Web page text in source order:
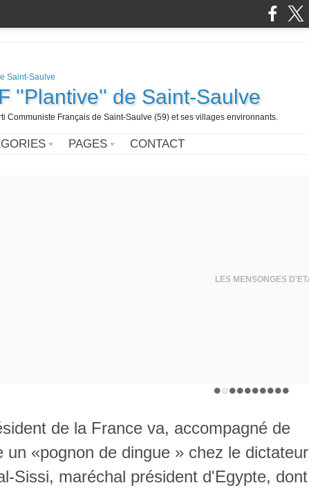
''Plantive'' de Saint-Saulve
Communiste Français de Saint-Saulve (59) et ses villages environnants.
PAGES CONTACT
de la France va, accompagné de
un «pognon de dingue » chez le dictateur
Sissi, maréchal président d'Egypte, dont